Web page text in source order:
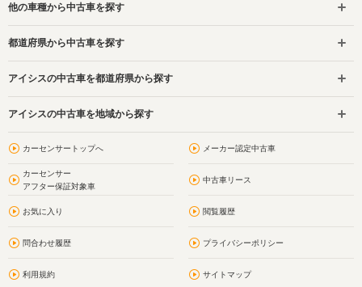
他の車種から中古車を探す
都道府県から中古車を探す
アイシスの中古車を都道府県から探す
アイシスの中古車を地域から探す
カーセンサートップへ メーカー認定中古車
カーセンサー
アフター保証対象車
中古車リース
お気に入り 閲覧履歴
問合わせ履歴 プライバシーポリシー
利用規約 サイトマップ